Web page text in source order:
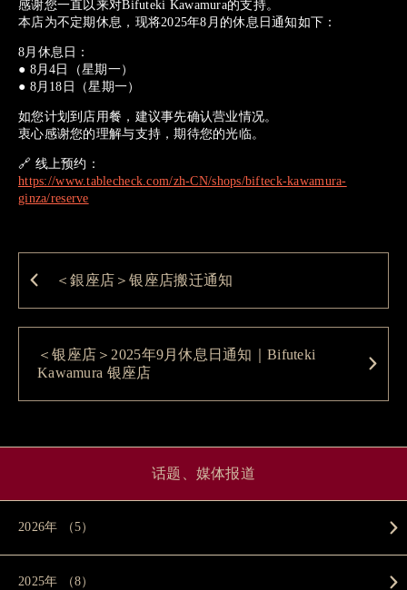
感谢您一直以来对Bifuteki Kawamura的支持。
本店为不定期休息，现将2025年8月的休息日通知如下：
8月休息日：
● 8月4日（星期一）
● 8月18日（星期一）
如您计划到店用餐，建议事先确认营业情况。
衷心感谢您的理解与支持，期待您的光临。
🔗 线上预约：
https://www.tablecheck.com/zh-CN/shops/bifteck-kawamura-
ginza/reserve
＜銀座店＞银座店搬迁通知
＜银座店＞2025年9月休息日通知｜Bifuteki
Kawamura 银座店
话题、媒体报道
2026年 （5）
2025年 （8）